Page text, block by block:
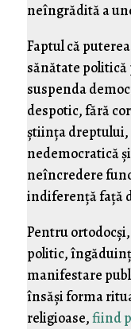
neîngrădită a
Faptul că
sănătate
suspenda
despotic, fără
ştiinţa
nedemocratică
neîncredere
indiferenţă faţă
Pentru
politic,
manifestare
însăşi forma
religioase,fiind